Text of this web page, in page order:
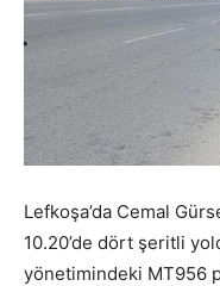
Lefkoşa’da Cemal
10.20’de dört şeritli
yönetimindeki MT956